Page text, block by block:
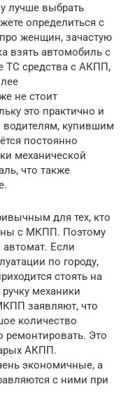
лучше выбрать
определиться с
женщин, зачастую
взять автомобиль с
ТС средства с АКПП,
не стоит
это практично и
купившим
постоянно
механической
что также
для тех, кто
с МКПП. Поэтому
Если
по городу,
стоять на
ручку механики
заявляют, что
количество
ремонтировать. Это
АКПП.
экономичные, а
с ними при